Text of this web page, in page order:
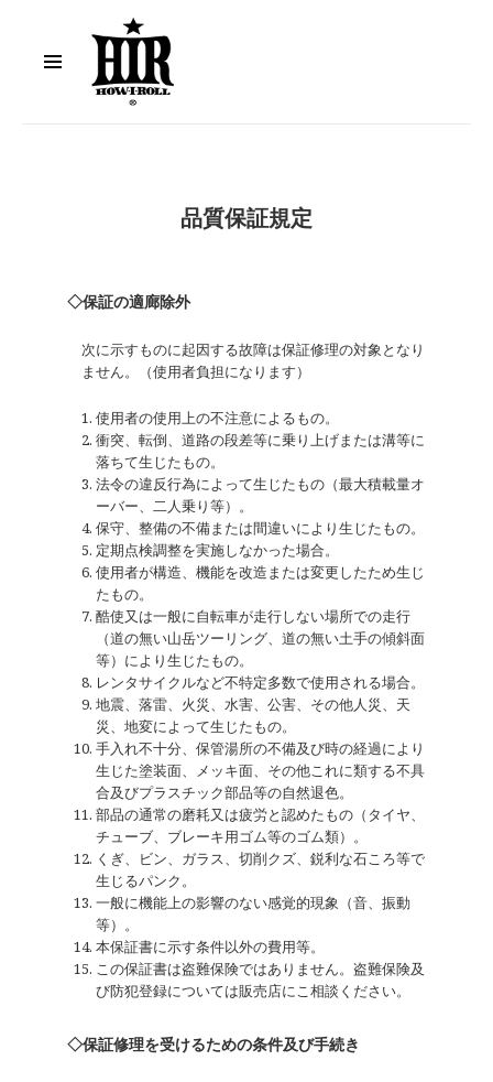
品質保証規定
◇保証の適廊除外
次に示すものに起因する故障は保証修理の対象となり
ません。（使用者負担になります）
使用者の使用上の不注意によるもの。
衝突、転倒、道路の段差等に乗り上げまたは溝等に
落ちて生じたもの。
法令の違反行為によって生じたもの（最大積載量オ
ーバー、二人乗り等）。
保守、整備の不備または間違いにより生じたもの。
定期点検調整を実施しなかった場合。
使用者が構造、機能を改造または変更したため生じ
たもの。
酷使又は一般に自転車が走行しない場所での走行
（道の無い山岳ツーリング、道の無い土手の傾斜面
等）により生じたもの。
レンタサイクルなど不特定多数で使用される場合。
地震、落雷、火災、水害、公害、その他人災、天
災、地変によって生じたもの。
手入れ不十分、保管湯所の不備及び時の経過により
生じた塗装面、メッキ面、その他これに類する不具
合及びプラスチック部品等の自然退色。
部品の通常の磨耗又は疲労と認めたもの（タイヤ、
チューブ、ブレーキ用ゴム等のゴム類）。
くぎ、ビン、ガラス、切削クズ、鋭利な石ころ等で
生じるパンク。
一般に機能上の影響のない感覚的現象（音、振動
等）。
本保証書に示す条件以外の費用等。
この保証書は盗難保険ではありません。盗難保険及
び防犯登録については販売店にこ相談ください。
◇保証修理を受けるための条件及び手続き